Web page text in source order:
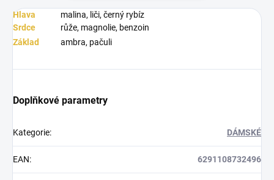
Hlava
malina, liči, černý rybíz
Srdce
růže, magnolie, benzoin
Základ
ambra, pačuli
Doplňkové parametry
Kategorie: DÁMSKÉ
EAN: 6291108732496